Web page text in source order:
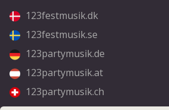
123festmusik.dk
123festmusik.se
123partymusik.de
123partymusik.at
123partymusik.ch